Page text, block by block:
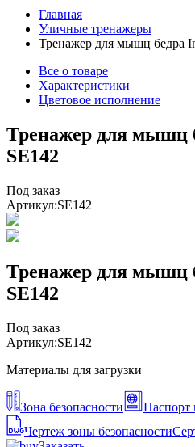
Главная
Уличные тренажеры
Тренажер для мышц бедра
Все о товаре
Характеристики
Цветовое исполнение
Тренажер для мышц
SE142
Под заказ
Артикул:SE142
Тренажер для мышц
SE142
Под заказ
Артикул:SE142
Материалы для загрузки
Зона безопасности
Паспорт
Чертеж зоны безопасности